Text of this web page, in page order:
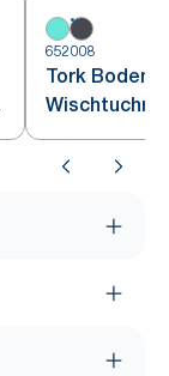
652008
Tork
Schwarz W1